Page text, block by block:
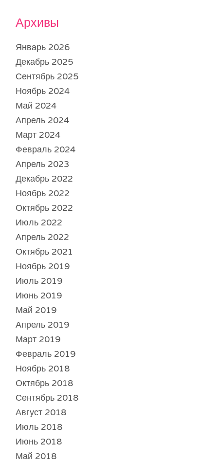
Архивы
Январь 2026
Декабрь 2025
Сентябрь 2025
Ноябрь 2024
Май 2024
Апрель 2024
Март 2024
Февраль 2024
Апрель 2023
Декабрь 2022
Ноябрь 2022
Октябрь 2022
Июль 2022
Апрель 2022
Октябрь 2021
Ноябрь 2019
Июль 2019
Июнь 2019
Май 2019
Апрель 2019
Март 2019
Февраль 2019
Ноябрь 2018
Октябрь 2018
Сентябрь 2018
Август 2018
Июль 2018
Июнь 2018
Май 2018